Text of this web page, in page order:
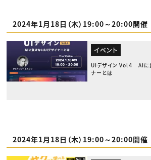
2024年1月18日（木）19:00～20:00開催
イベント
UIデザイン Vol４ AIに
ナーとは
2024年1月18日（木）19:00～20:00開催